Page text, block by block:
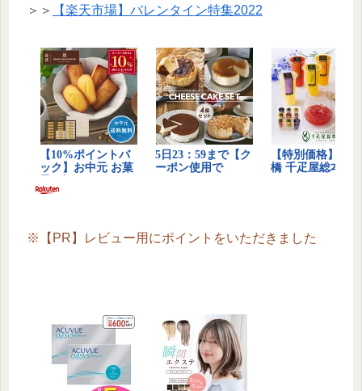
＞＞ 【楽天市場】バレンタイン特集2022
※【PR】レビュー用にポイントをいただきました